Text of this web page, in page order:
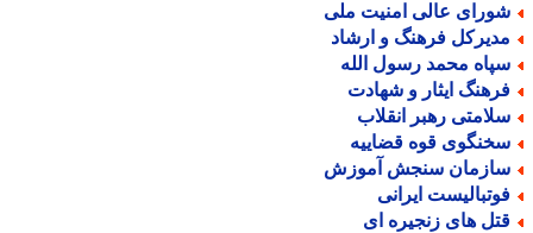
عالی امنیت ملی
فرهنگ و ارشاد
محمد رسول الله
ایثار و شهادت
رهبر انقلاب
قوه قضاییه
سنجش آموزش
ایرانی
های زنجیره ای